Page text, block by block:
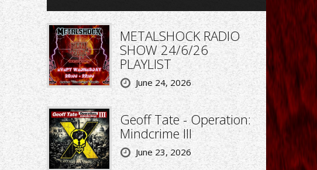
METALSHOCK RADIO
SHOW 24/6/26
PLAYLIST
June 24, 2026
Geoff Tate - Operation:
Mindcrime III
June 23, 2026